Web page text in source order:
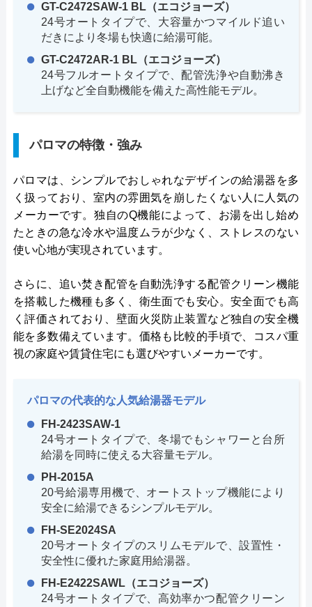
GT-C2472SAW-1 BL（エコジョーズ）
24号オートタイプで、大容量かつマイルド追い
だきにより冬場も快適に給湯可能。
GT-C2472AR-1 BL（エコジョーズ）
24号フルオートタイプで、配管洗浄や自動沸き
上げなど全自動機能を備えた高性能モデル。
パロマの特徴・強み
パロマは、シンプルでおしゃれなデザインの給湯器を多
く扱っており、室内の雰囲気を崩したくない人に人気の
メーカーです。独自のQ機能によって、お湯を出し始め
たときの急な冷水や温度ムラが少なく、ストレスのない
使い心地が実現されています。
さらに、追い焚き配管を自動洗浄する配管クリーン機能
を搭載した機種も多く、衛生面でも安心。安全面でも高
く評価されており、壁面火災防止装置など独自の安全機
能を多数備えています。価格も比較的手頃で、コスパ重
視の家庭や賃貸住宅にも選びやすいメーカーです。
パロマの代表的な人気給湯器モデル
FH-2423SAW-1
24号オートタイプで、冬場でもシャワーと台所
給湯を同時に使える大容量モデル。
PH-2015A
20号給湯専用機で、オートストップ機能により
安全に給湯できるシンプルモデル。
FH-SE2024SA
20号オートタイプのスリムモデルで、設置性・
安全性に優れた家庭用給湯器。
FH-E2422SAWL（エコジョーズ）
24号オートタイプで、高効率かつ配管クリーン